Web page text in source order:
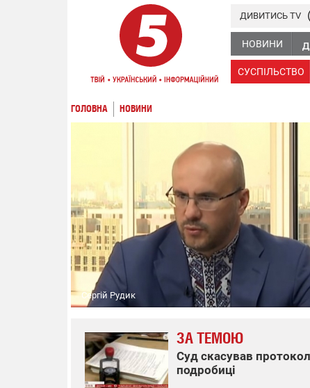
НОВИНИ
СУСПІЛЬСТВО
ДИВИТИСЬ TV
ГОЛОВНА НОВИНИ
Сергій Рудик
ЗА ТЕМОЮ
Суд скасував
подробиці